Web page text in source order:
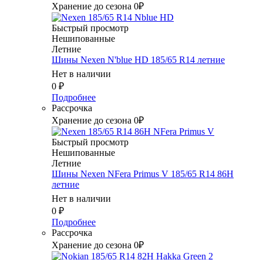
Хранение до сезона 0₽
Быстрый просмотр
Нешипованные
Летние
Шины Nexen N'blue HD 185/65 R14 летние
Нет в наличии
0 ₽
Подробнее
Рассрочка
Хранение до сезона 0₽
Быстрый просмотр
Нешипованные
Летние
Шины Nexen NFera Primus V 185/65 R14 86H
летние
Нет в наличии
0 ₽
Подробнее
Рассрочка
Хранение до сезона 0₽